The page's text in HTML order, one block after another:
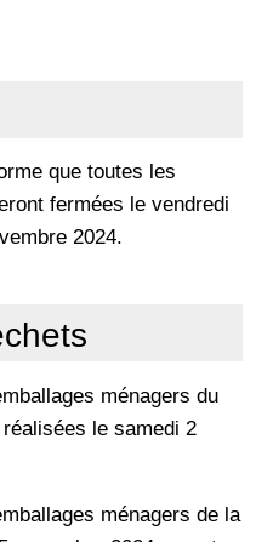
que toutes les
fermées le vendredi
2024.
ménagers du
le samedi 2
ménagers de la